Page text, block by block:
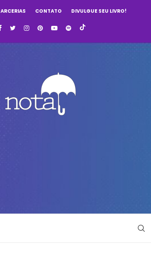
CONTATO DIVULGUE SEU LIVRO!